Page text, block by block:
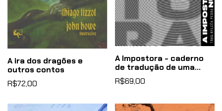
A ira dos dragões e
outros contos
R$72,00
A Impostora - caderno
de tradução de uma
escritora
R$69,00